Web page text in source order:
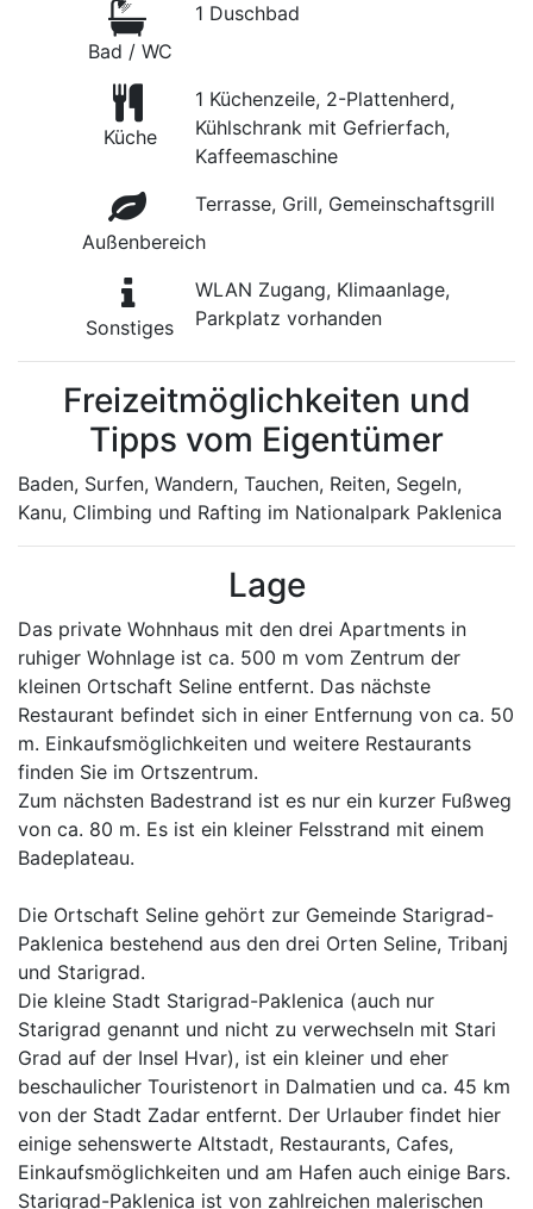
Bad / WC
1 Duschbad
Küche
1 Küchenzeile, 2-Plattenherd,
Kühlschrank mit Gefrierfach,
Kaffeemaschine
Außenbereich
Terrasse, Grill, Gemeinschaftsgrill
Sonstiges
WLAN Zugang, Klimaanlage,
Parkplatz vorhanden
Freizeitmöglichkeiten und
Tipps vom Eigentümer
Baden, Surfen, Wandern, Tauchen, Reiten, Segeln,
Kanu, Climbing und Rafting im Nationalpark Paklenica
Lage
Das private Wohnhaus mit den drei Apartments in
ruhiger Wohnlage ist ca. 500 m vom Zentrum der
kleinen Ortschaft Seline entfernt. Das nächste
Restaurant befindet sich in einer Entfernung von ca. 50
m. Einkaufsmöglichkeiten und weitere Restaurants
finden Sie im Ortszentrum.
Zum nächsten Badestrand ist es nur ein kurzer Fußweg
von ca. 80 m. Es ist ein kleiner Felsstrand mit einem
Badeplateau.
Die Ortschaft Seline gehört zur Gemeinde Starigrad-
Paklenica bestehend aus den drei Orten Seline, Tribanj
und Starigrad.
Die kleine Stadt Starigrad-Paklenica (auch nur
Starigrad genannt und nicht zu verwechseln mit Stari
Grad auf der Insel Hvar), ist ein kleiner und eher
beschaulicher Touristenort in Dalmatien und ca. 45 km
von der Stadt Zadar entfernt. Der Urlauber findet hier
einige sehenswerte Altstadt, Restaurants, Cafes,
Einkaufsmöglichkeiten und am Hafen auch einige Bars.
Starigrad-Paklenica ist von zahlreichen malerischen